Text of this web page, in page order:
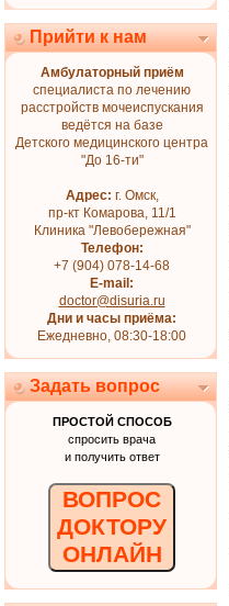
Прийти к нам
Амбулаторный приём
специалиста по лечению
расстройств мочеиспускания
ведётся на базе
Детского медицинского центра
"До 16-ти"
Адрес: г. Омск,
пр-кт Комарова, 11/1
Клиника "Левобережная"
Телефон:
+7 (904) 078-14-68
E-mail:
doctor@disuria.ru
Дни и часы приёма:
Ежедневно, 08:30-18:00
Задать вопрос
ПРОСТОЙ СПОСОБ
спросить врача
и получить ответ
ВОПРОС
ДОКТОРУ
ОНЛАЙН